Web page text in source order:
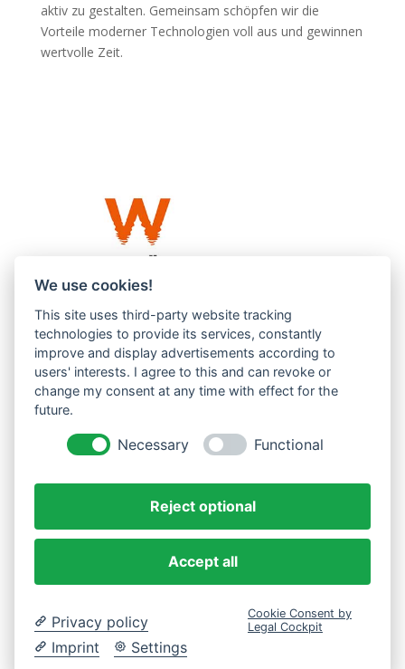
aktiv zu gestalten. Gemeinsam schöpfen wir die
Vorteile moderner Technologien voll aus und gewinnen
wertvolle Zeit.
Westküste UG (haftungsbeschränkt)
Menzlingen 14 B
51503 Rösrath
Datenschutzerklärung
We use cookies!
This site uses third-party website tracking
technologies to provide its services, constantly
improve and display advertisements according to
users' interests. I agree to this and can revoke or
change my consent at any time with effect for the
future.
Necessary Functional
Reject optional
Accept all
Privacy policy
Imprint
Settings
Cookie Consent by
Legal Cockpit